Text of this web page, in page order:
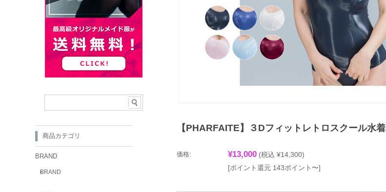
【PHARFAITE】３Dフィットレトロスクール水
価格: ¥13,000 (税込 ¥14,300)
[ポイント還元 143ポイント〜]
商品カテゴリ
BRAND
BRAND